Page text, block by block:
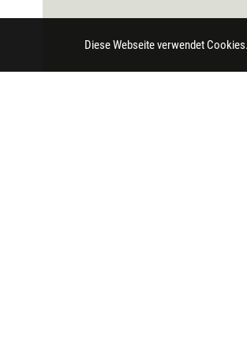
Diese Webseite verwendet